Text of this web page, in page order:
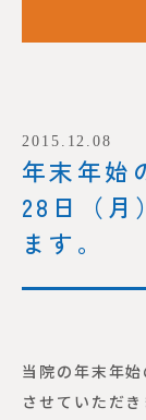
2015.12.08
年末年始
28日（月
ます。
当院の年末年
させていただき